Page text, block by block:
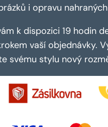
i opravu
k dispozici 19 hodin
vaší objednávky.
svému stylu nový